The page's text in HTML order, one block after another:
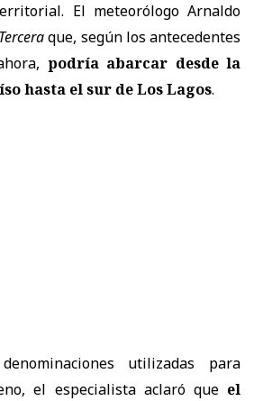
El meteorólogo Arnaldo
que, según los antecedentes
podría abarcar desde la
hasta el sur de Los Lagos.
utilizadas para
el especialista aclaró que el